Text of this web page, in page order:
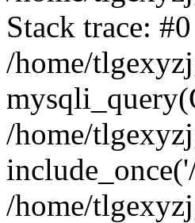
Stack trace: #0
/home/
/home/
/home/